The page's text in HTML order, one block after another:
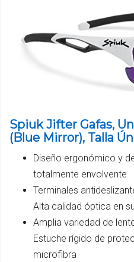
Spiuk Jifter Gafas,
(Blue Mirror), Talla
Diseño ergonómico y
totalmente envolvente
Terminales
Alta calidad óptica en
Amplia variedad de
Estuche rígido de
microfibra